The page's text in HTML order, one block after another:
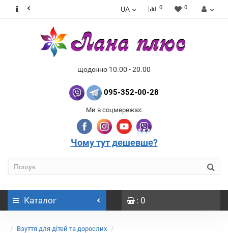
UA 0 0
щоденно 10.00 - 20.00
095-352-00-28
Ми в соцмережах:
Чому тут дешевше?
Каталог : 0
Взуття для дітей та дорослих